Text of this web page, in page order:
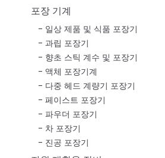
포장 기계
일상 제품 및 식품 포장기
과립 포장기
향초 스틱 계수 및 포장기
액체 포장기계
다중 헤드 계량기 포장기
페이스트 포장기
파우더 포장기
차 포장기
진공 포장기